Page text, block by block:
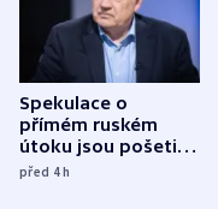
Spekulace o
přímém ruském
útoku jsou pošetilé,
míní estonský
před 4h